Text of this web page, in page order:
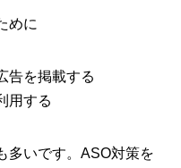
めに
告を掲載する
用する
多いです。ASO対策を